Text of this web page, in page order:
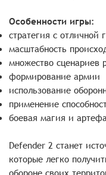
Особенности игры:
стратегия с отличной
масштабность
множество сценариев
формирование армии
использование
применение
боевая магия и
Defender 2 станет
которые легко
обороне своих